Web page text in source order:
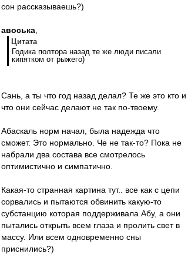
сон рассказываешь?)
авоська
Цитата
Годика полтора назад те же люди писали
кипятком от рыжего)
Сань, а ты что год назад делал? Те же это кто и
что они сейчас делают не так по-твоему.
Абаскаль норм начал, была надежда что
сможет. Это нормально. Че не так-то? Пока не
набрали два состава все смотрелось
оптимистично и симпатично.
Какая-то странная картина тут.. все как с цепи
сорвались и пытаются обвинить какую-то
субстанцию которая поддерживала Абу, а они
пытались открыть всем глаза и пролить свет в
массу. Или всем одновременно сны
приснились?)